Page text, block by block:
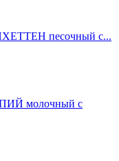
песочный с...
молочный с